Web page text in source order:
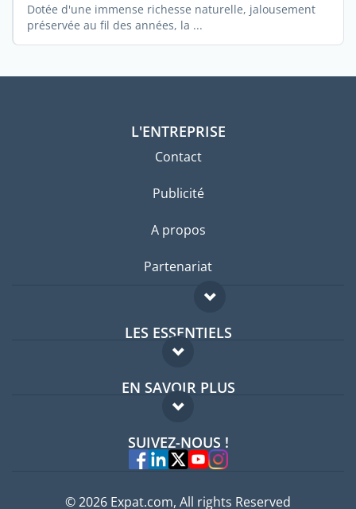
Dotée d'une immense richesse naturelle, jalousement
préservée au fil des années, la ...
L'ENTREPRISE
Contact
Publicité
A propos
Partenariat
LES ESSENTIELS
Forum expatriés
Guides pays
EN SAVOIR PLUS
FAQ
Experts
SUIVEZ-NOUS !
© 2026 Expat.com, All rights Reserved